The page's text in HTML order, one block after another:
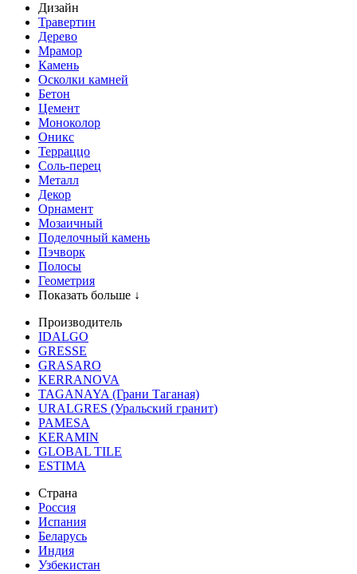
Дизайн
Травертин
Дерево
Мрамор
Камень
Осколки камней
Бетон
Цемент
Моноколор
Оникс
Терраццо
Соль-перец
Металл
Декор
Орнамент
Мозаичный
Поделочный камень
Пэчворк
Полосы
Геометрия
Показать больше ↓
Производитель
IDALGO
GRESSE
GRASARO
KERRANOVA
TAGANAYA (Грани Таганая)
URALGRES (Уральский гранит)
PAMESA
KERAMIN
GLOBAL TILE
ESTIMA
Страна
Россия
Испания
Беларусь
Индия
Узбекистан